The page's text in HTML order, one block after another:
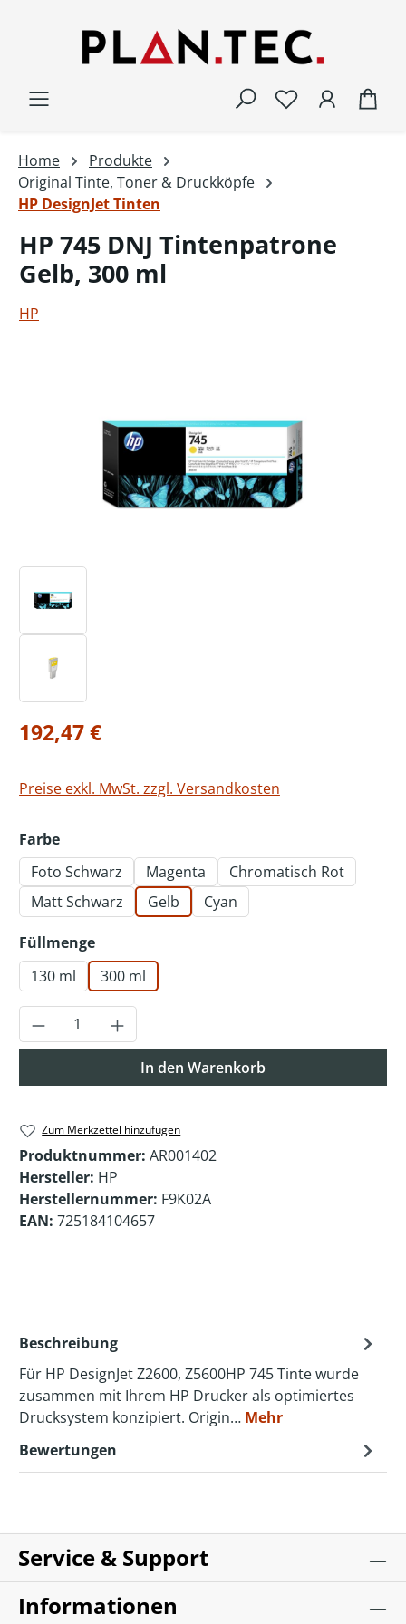
Home
Produkte
Original Tinte, Toner & Druckköpfe
HP DesignJet Tinten
HP 745 DNJ Tintenpatrone
Gelb, 300 ml
HP
Regulärer Preis:
192,47 €
Preise exkl. MwSt. zzgl. Versandkosten
Farbeauswählen
Foto Schwarz
Magenta
Chromatisch Rot
Matt Schwarz
Gelb Cyan
Füllmengeauswählen
130 ml
300 ml
Produkt Anzahl: Gib den gewünschten
In den Warenkorb
Zum Merkzettel hinzufügen
Produktnummer: AR001402
Hersteller: HP
Herstellernummer: F9K02A
EAN: 725184104657
Beschreibung
Für HP DesignJet Z2600, Z5600HP 745 Tinte wurde
zusammen mit Ihrem HP Drucker als optimiertes
Drucksystem konzipiert. Origin… Mehr
Bewertungen
Service & Support
Informationen